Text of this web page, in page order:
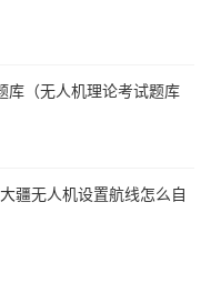
库（无人机理论考试题库
疆无人机设置航线怎么自